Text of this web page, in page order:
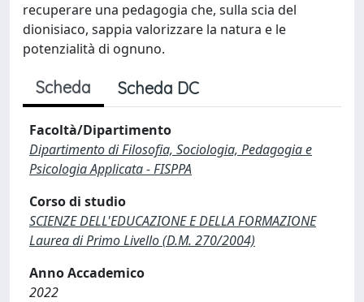
recuperare una pedagogia che, sulla scia del
dionisiaco, sappia valorizzare la natura e le
potenzialità di ognuno.
Scheda Scheda DC
Facoltà/Dipartimento
Dipartimento di Filosofia, Sociologia, Pedagogia e
Psicologia Applicata - FISPPA
Corso di studio
SCIENZE DELL'EDUCAZIONE E DELLA FORMAZIONE
Laurea di Primo Livello (D.M. 270/2004)
Anno Accademico
2022